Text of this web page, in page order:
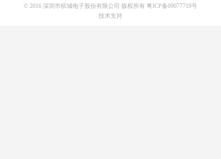
© 2016 深圳市槟城电子股份有限公司 版权所有 粤ICP备09077719号
技术支持